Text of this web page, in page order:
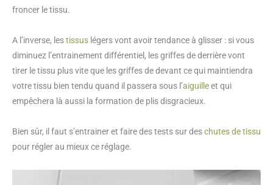
froncer le tissu.
A l’inverse, lestissus légers vont avoir tendance à glisser : si vous
diminuez l’entrainement différentiel, les griffes de derrière vont
tirer le tissu plus vite que les griffes de devant ce qui maintiendra
votre tissu bien tendu quand il passera sous l’aiguilleet qui
empêchera là aussi la formation de plis disgracieux.
Bien sûr, il faut s’entrainer et faire des tests sur deschutes de tissu
pour régler au mieux ce réglage.